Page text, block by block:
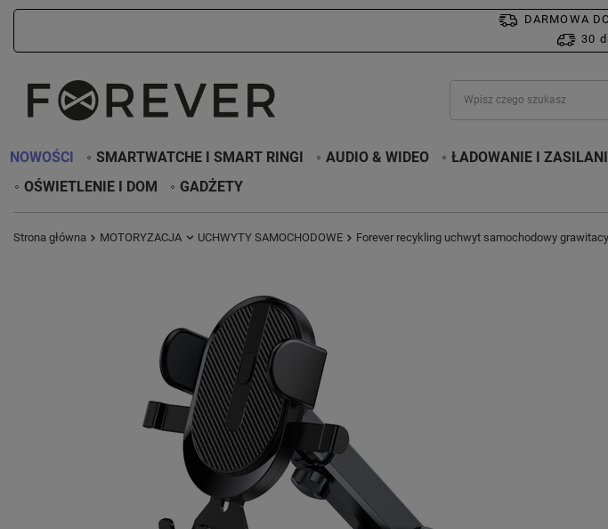
DARMOWA
30
NOWOŚCI SMARTWATCHE I SMART RINGI AUDIO & WIDEO ŁADOWANIE I
OŚWIETLENIE I DOM
GADŻETY
Strona główna MOTORYZACJA UCHWYTY SAMOCHODOWE Forever recykling uchwyt samochodowy